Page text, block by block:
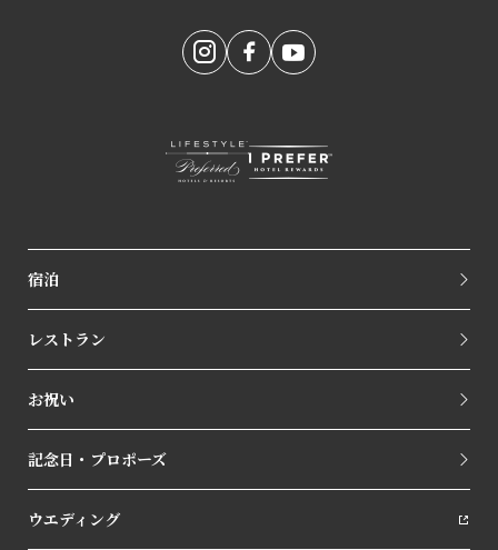
宿泊
レストラン
お祝い
記念日・プロポーズ
ウエディング